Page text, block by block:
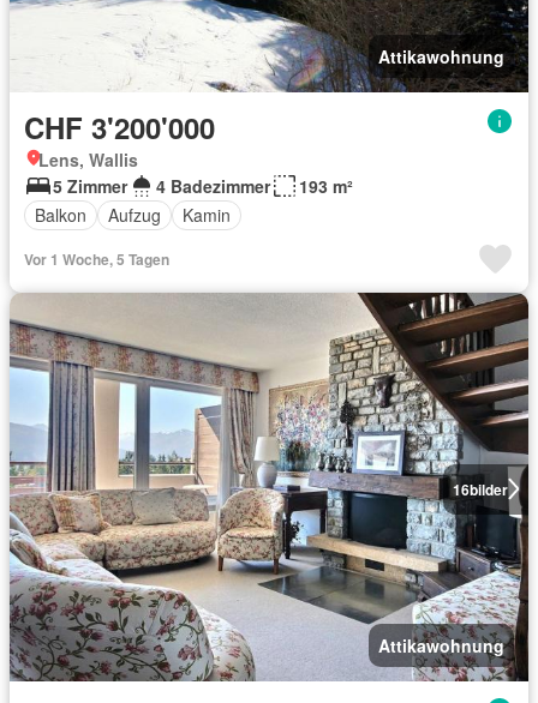
Attikawohnung
CHF 3'200'000
Lens, Wallis
5 Zimmer
4 Badezimmer
193 m²
Balkon
Aufzug Kamin
Vor 1 Woche, 5 Tagen
16bilder
Attikawohnung